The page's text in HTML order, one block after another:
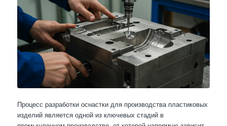
Процесс разработки оснастки для производства пластиковых
изделий является одной из ключевых стадий в